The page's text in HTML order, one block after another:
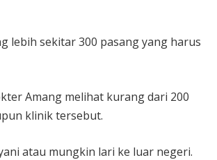
lebih sekitar 300 pasang yang harus
Amang melihat kurang dari 200
klinik tersebut.
atau mungkin lari ke luar negeri.